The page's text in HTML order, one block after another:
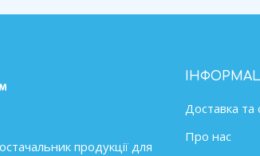
продукції для
Доставка та
Про нас